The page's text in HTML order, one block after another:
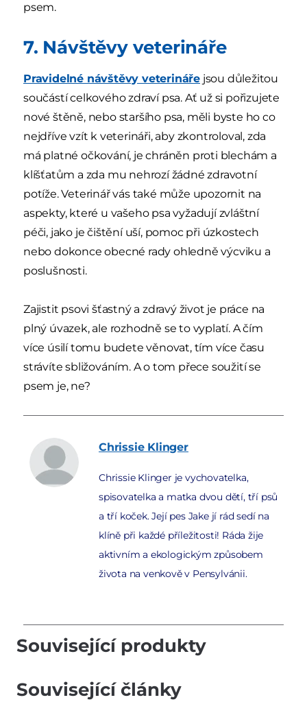
psem.
7. Návštěvy veterináře
Pravidelné návštěvy veterináře jsou důležitou
součástí celkového zdraví psa. Ať už si pořizujete
nové štěně, nebo staršího psa, měli byste ho co
nejdříve vzít k veterináři, aby zkontroloval, zda
má platné očkování, je chráněn proti blechám a
klíšťatům a zda mu nehrozí žádné zdravotní
potíže. Veterinář vás také může upozornit na
aspekty, které u vašeho psa vyžadují zvláštní
péči, jako je čištění uší, pomoc při úzkostech
nebo dokonce obecné rady ohledně výcviku a
poslušnosti.
Zajistit psovi šťastný a zdravý život je práce na
plný úvazek, ale rozhodně se to vyplatí. A čím
více úsilí tomu budete věnovat, tím více času
strávíte sbližováním. A o tom přece soužití se
psem je, ne?
Chrissie Klinger
Chrissie Klinger je vychovatelka,
spisovatelka a matka dvou dětí, tří psů
a tří koček. Její pes Jake jí rád sedí na
klíně při každé příležitosti! Ráda žije
aktivním a ekologickým způsobem
života na venkově v Pensylvánii.
Související produkty
Související články